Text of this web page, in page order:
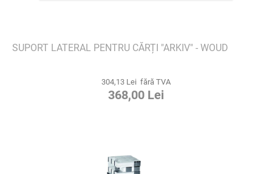
SUPORT LATERAL PENTRU CĂRȚI "ARKIV" - WOUD
304,13 Lei fără TVA
368,00 Lei